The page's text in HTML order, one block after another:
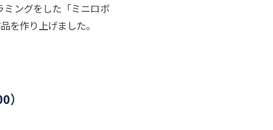
ングをした「ミニロボ
を作り上げました。
）